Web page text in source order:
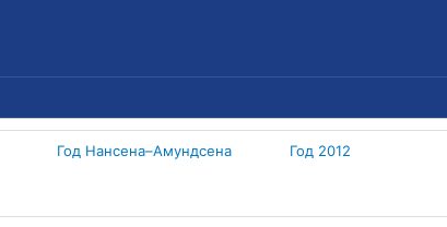
Год Нансена–Амундсена Год 2012